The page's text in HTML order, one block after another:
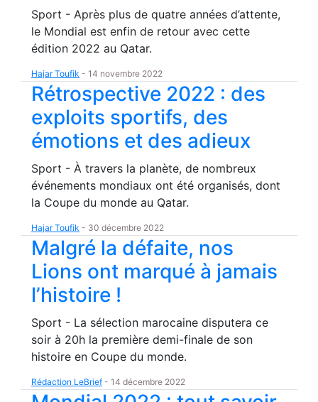
Sport - Après plus de quatre années d’attente,
le Mondial est enfin de retour avec cette
édition 2022 au Qatar.
Hajar Toufik - 14 novembre 2022
Rétrospective 2022 : des
exploits sportifs, des
émotions et des adieux
Sport - À travers la planète, de nombreux
événements mondiaux ont été organisés, dont
la Coupe du monde au Qatar.
Hajar Toufik - 30 décembre 2022
Malgré la défaite, nos
Lions ont marqué à jamais
l’histoire !
Sport - La sélection marocaine disputera ce
soir à 20h la première demi-finale de son
histoire en Coupe du monde.
Rédaction LeBrief - 14 décembre 2022